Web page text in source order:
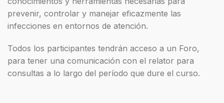
prevenir, controlar y manejar eficazmente las
infecciones en entornos de atención.
Todos los participantes tendrán acceso a un Foro,
para tener una comunicación con el relator para
consultas a lo largo del período que dure el curso.